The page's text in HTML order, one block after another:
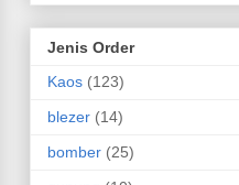
Jenis Order
Kaos (123)
blezer (14)
bomber (25)